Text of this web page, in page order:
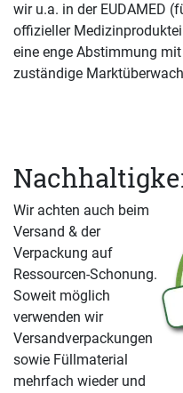
wir u.a. in der EUDAMED
offizieller
eine enge Abstimmung
zuständige
Wir achten auch beim
Versand & der
Verpackung auf
Ressourcen-Schonung.
Soweit möglich
verwenden wir
Versandverpackungen
sowie Füllmaterial
mehrfach wieder und